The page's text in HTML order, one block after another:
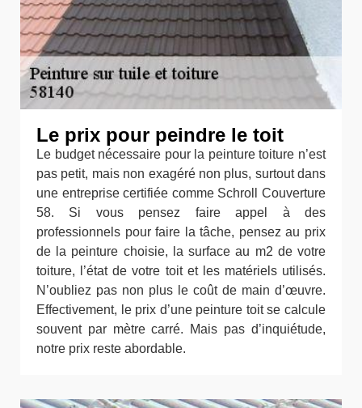
Le prix pour peindre le toit
Le budget nécessaire pour la peinture toiture n’est
pas petit, mais non exagéré non plus, surtout dans
une entreprise certifiée comme Schroll Couverture
58. Si vous pensez faire appel à des
professionnels pour faire la tâche, pensez au prix
de la peinture choisie, la surface au m2 de votre
toiture, l’état de votre toit et les matériels utilisés.
N’oubliez pas non plus le coût de main d’œuvre.
Effectivement, le prix d’une peinture toit se calcule
souvent par mètre carré. Mais pas d’inquiétude,
notre prix reste abordable.